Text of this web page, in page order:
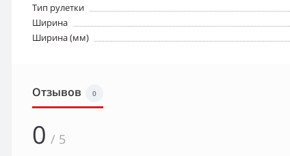
Тип рулетки
Ширина
Ширина (мм)
Отзывов 0
0 / 5